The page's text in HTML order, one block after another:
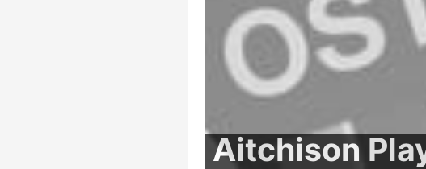
Aitchison